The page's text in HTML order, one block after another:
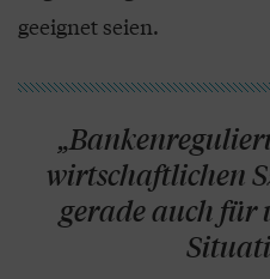
geeignet seien.
wirtschaftlichen
gerade auch für